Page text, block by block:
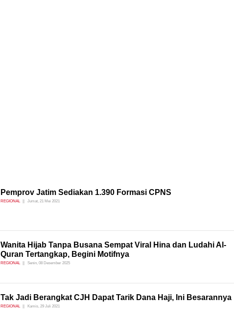
Pemprov Jatim Sediakan 1.390 Formasi CPNS
REGIONAL Jumat, 21 Mei 2021
Wanita Hijab Tanpa Busana Sempat Viral Hina dan Ludahi Al-
Quran Tertangkap, Begini Motifnya
REGIONAL Senin, 08 Desember 2025
Tak Jadi Berangkat CJH Dapat Tarik Dana Haji, Ini Besarannya
REGIONAL Kamis, 29 Juli 2021